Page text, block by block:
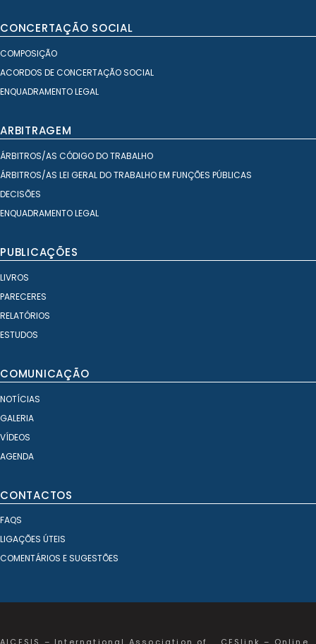
CONCERTAÇÃO SOCIAL
COMPOSIÇÃO
ACORDOS DE CONCERTAÇÃO SOCIAL
ENQUADRAMENTO LEGAL
ARBITRAGEM
ÁRBITROS/AS CÓDIGO DO TRABALHO
ÁRBITROS/AS LEI GERAL DO TRABALHO EM FUNÇÕES PÚBLICAS
DECISÕES
ENQUADRAMENTO LEGAL
PUBLICAÇÕES
LIVROS
PARECERES
RELATÓRIOS
ESTUDOS
COMUNICAÇÃO
NOTÍCIAS
GALERIA
VÍDEOS
AGENDA
CONTACTOS
FAQS
LIGAÇÕES ÚTEIS
COMENTÁRIOS E SUGESTÕES